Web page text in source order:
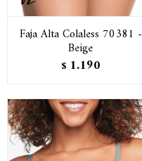
Faja Alta Colaless 70381 -
Beige
$ 1.190